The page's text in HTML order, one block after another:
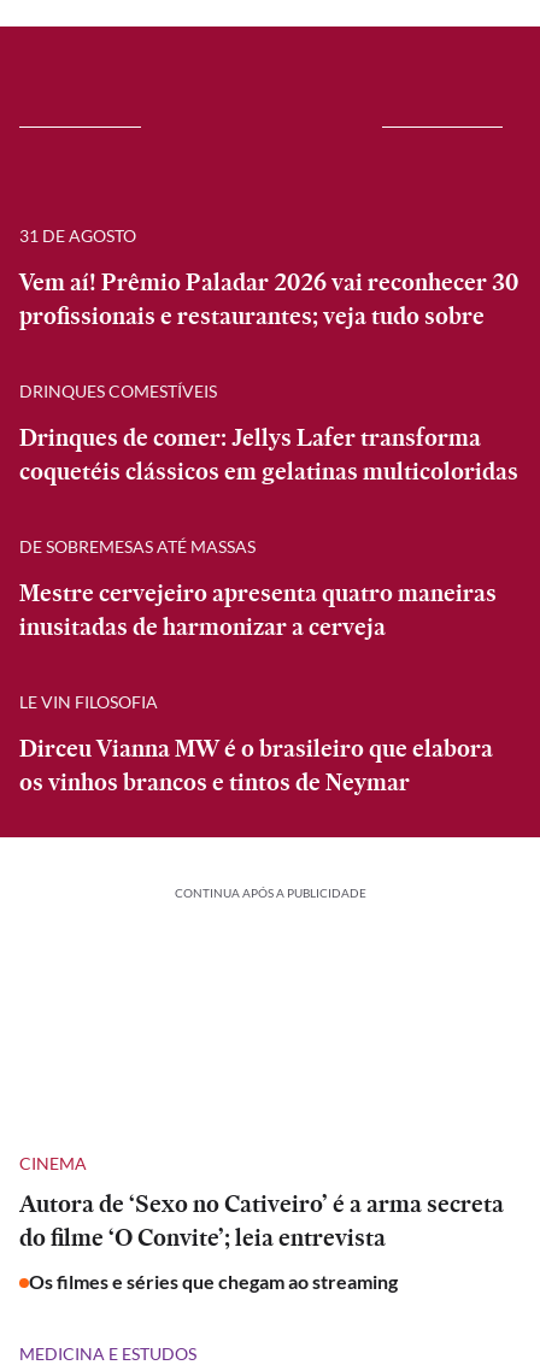
31 DE AGOSTO
Vem aí! Prêmio Paladar 2026 vai reconhecer 30
profissionais e restaurantes; veja tudo sobre
DRINQUES COMESTÍVEIS
Drinques de comer: Jellys Lafer transforma
coquetéis clássicos em gelatinas multicoloridas
DE SOBREMESAS ATÉ MASSAS
Mestre cervejeiro apresenta quatro maneiras
inusitadas de harmonizar a cerveja
LE VIN FILOSOFIA
Dirceu Vianna MW é o brasileiro que elabora
os vinhos brancos e tintos de Neymar
CONTINUA APÓS A PUBLICIDADE
CINEMA
Autora de ‘Sexo no Cativeiro’ é a arma secreta
do filme ‘O Convite’; leia entrevista
Os filmes e séries que chegam ao streaming
MEDICINA E ESTUDOS